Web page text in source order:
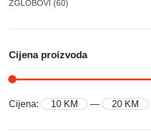
ZGLOBOVI (60)
Cijena proizvoda
Cijena: 10 KM — 20 KM